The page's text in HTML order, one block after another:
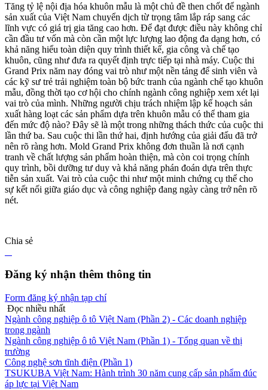
Tăng tỷ lệ nội địa hóa khuôn mẫu là một chủ đề then chốt để ngành
sản xuất của Việt Nam chuyển dịch từ trọng tâm lắp ráp sang các
lĩnh vực có giá trị gia tăng cao hơn. Để đạt được điều này không chỉ
cần đầu tư vốn mà còn cần một lực lượng lao động đa dạng hơn, có
khả năng hiểu toàn diện quy trình thiết kế, gia công và chế tạo
khuôn, cũng như đưa ra quyết định trực tiếp tại nhà máy. Cuộc thi
Grand Prix năm nay đóng vai trò như một nền tảng để sinh viên và
các kỹ sư trẻ trải nghiệm toàn bộ bức tranh của ngành chế tạo khuôn
mẫu, đồng thời tạo cơ hội cho chính ngành công nghiệp xem xét lại
vai trò của mình. Những người chịu trách nhiệm lập kế hoạch sản
xuất hàng loạt các sản phẩm dựa trên khuôn mẫu có thể tham gia
đến mức độ nào? Đây sẽ là một trong những thách thức của cuộc thi
lần thứ ba. Sau cuộc thi lần thứ hai, định hướng của giải đấu đã trở
nên rõ ràng hơn. Mold Grand Prix không đơn thuần là nơi cạnh
tranh về chất lượng sản phẩm hoàn thiện, mà còn coi trọng chính
quy trình, bồi dưỡng tư duy và khả năng phán đoán dựa trên thực
tiễn sản xuất. Vai trò của cuộc thi như một minh chứng cụ thể cho
sự kết nối giữa giáo dục và công nghiệp đang ngày càng trở nên rõ
nét.
Chia sẻ
Đăng ký nhận thêm thông tin
Form đăng ký nhận tạp chí
Đọc nhiều nhất
Ngành công nghiệp ô tô Việt Nam (Phần 2) - Các doanh nghiệp
trong ngành
Ngành công nghiệp ô tô Việt Nam (Phần 1) - Tổng quan về thị
trường
Công nghệ sơn tĩnh điện (Phần 1)
TSUKUBA Việt Nam: Hành trình 30 năm cung cấp sản phẩm đúc
áp lực tại Việt Nam